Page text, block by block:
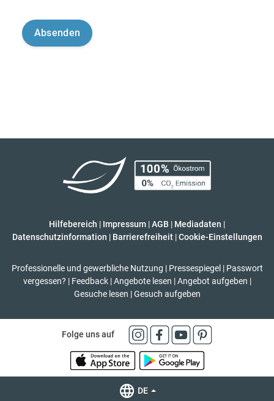
Hilfebereich | Impressum |AGB | Mediadaten |
Datenschutzinformation | Barrierefreiheit | Cookie-Einstellungen
Professionelle und gewerbliche Nutzung | Pressespiegel | Passwort
vergessen? | Feedback | Angebote lesen | Angebot aufgeben |
Gesuche lesen | Gesuch aufgeben
Folge uns auf
DE